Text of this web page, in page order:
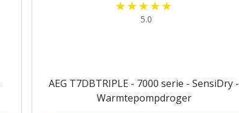
5.0
AEG T7DBTRIPLE - 7000 serie - SensiDry -
Warmtepompdroger